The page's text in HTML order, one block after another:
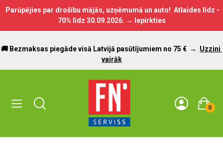
Parūpējies par drošību mājās, uzņēmumā un auto! Atlaides līdz -
70% līdz 30.09.2026. → Iepirkties
🚚 Bezmaksas piegāde visā Latvijā pasūtījumiem no 75 € → Uzzini
vairāk
0